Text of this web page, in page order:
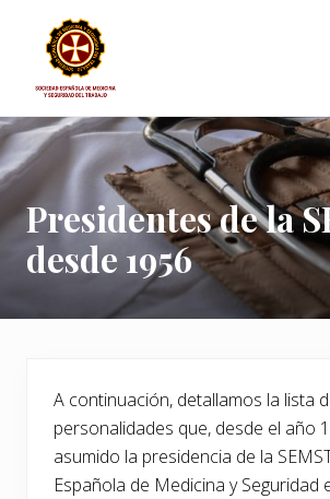
contenido
principal
lateral
principal
página
Sociedad
Española
de
Medicina
Seguridad
del
Trabajo
Presidentes de la
desde 1956
A continuación, detallamos la lista
personalidades que, desde el año
asumido la presidencia de la
Española de Medicina y Seguridad